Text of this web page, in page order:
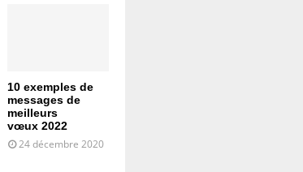
10 exemples de
messages de
meilleurs
vœux 2022
24 décembre 2020